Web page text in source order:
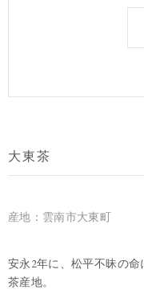
大東茶
産地：雲南市大東町
安永2年に、松平不昧の命
茶産地。